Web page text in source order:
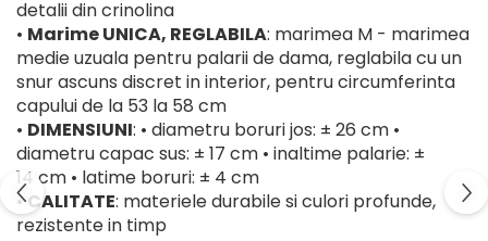
detalii din crinolina
• Marime UNICA, REGLABILA: marimea M - marimea
medie uzuala pentru palarii de dama, reglabila cu un
snur ascuns discret in interior, pentru circumferinta
capului de la 53 la 58 cm
• DIMENSIUNI: • diametru boruri jos: ± 26 cm •
diametru capac sus: ± 17 cm • inaltime palarie: ±
14 cm • latime boruri: ± 4 cm
•CALITATE: materiele durabile si culori profunde,
rezistente in timp